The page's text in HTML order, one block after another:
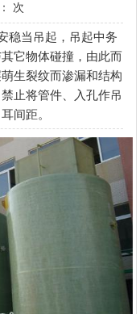
次
稳当吊起，吊起中务
它物体碰撞，由此而
生裂纹而渗漏和结构
止将管件、入孔作吊
间距。